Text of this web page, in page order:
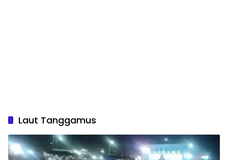
Laut Tanggamus